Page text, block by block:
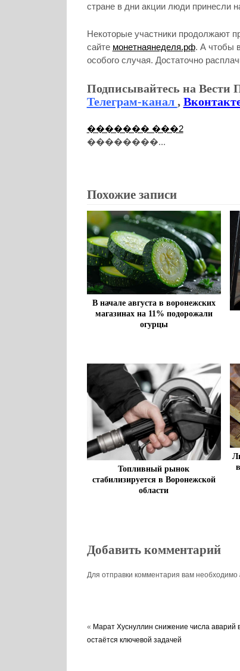
стране в дни акции люди принесли
Некоторые участники продолжают
сайте монетнаянеделя.рф. А чтобы
особого случая. Достаточно
Подписывайтесь на Вести
Телеграм-канал ,
������� ���2
��������...
Похожие записи
В начале августа в воронежских
магазинах на 11% подорожали
огурцы
Топливный рынок
стабилизируется в Воронежской
области
Добавить комментарий
Для отправки комментария вам необходимо
« Марат Хуснуллин снижение числа аварий
остаётся ключевой задачей